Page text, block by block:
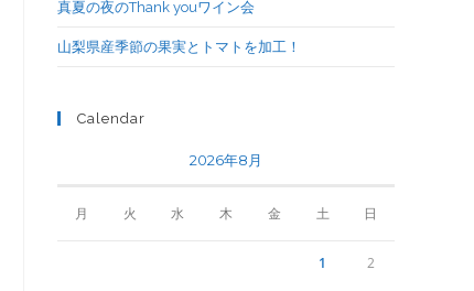
真夏の夜のThank youワイン会
山梨県産季節の果実とトマトを加工！
Calendar
2026年8月
月 火 水 木 金 土 日
1 2